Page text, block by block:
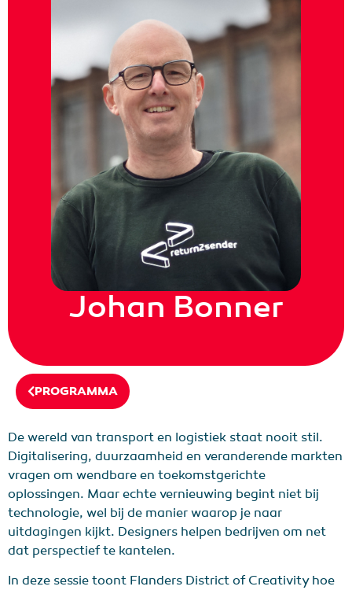
Johan Bonner
PROGRAMMA
De wereld van transport en logistiek staat nooit stil.
Digitalisering, duurzaamheid en veranderende markten
vragen om wendbare en toekomstgerichte
oplossingen. Maar echte vernieuwing begint niet bij
technologie, wel bij de manier waarop je naar
uitdagingen kijkt. Designers helpen bedrijven om net
dat perspectief te kantelen.
In deze sessie toont Flanders District of Creativity hoe